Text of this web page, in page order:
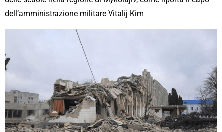
dell’amministrazione militare Vitalij Kim